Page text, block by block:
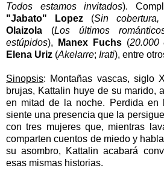
Todos estamos invitados).
"Jabato" Lopez (Sin
Olaizola (Los últimos
estúpidos), Manex Fuchs(20.000
Elena Uriz (Akelarre; Irati), entre
Sinopsis: Montañas vascas, siglo
brujas, Kattalin huye de su marido,
en mitad de la noche. Perdida en
siente una presencia que la
con tres mujeres que, mientras
comparten cuentos de miedo y
su asombro, Kattalin acabará
esas mismas historias.